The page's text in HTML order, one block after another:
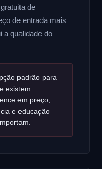
de
de entrada mais
a qualidade do
padrão para
existem
em preço,
e educação —